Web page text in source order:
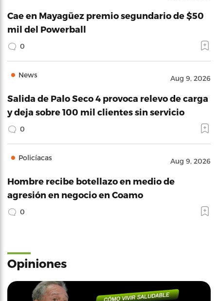
Cae en Mayagüez premio segundario de $50
mil del Powerball
0
News Aug 9, 2026
Salida de Palo Seco 4 provoca relevo de carga
y deja sobre 100 mil clientes sin servicio
0
Policíacas Aug 9, 2026
Hombre recibe botellazo en medio de
agresión en negocio en Coamo
0
Opiniones